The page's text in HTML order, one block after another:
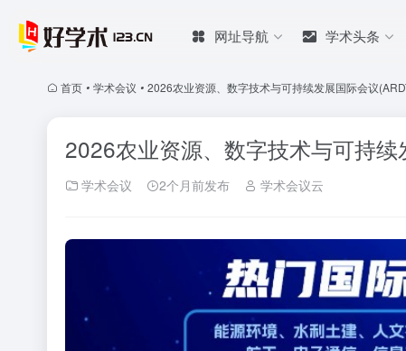
网址导航 学术头条
首页 • 学术会议 • 2026农业资源、数字技术与可持续发展国际会议
2026农业资源、数字技术与可持
学术会议 2个月前发布 学术会议云